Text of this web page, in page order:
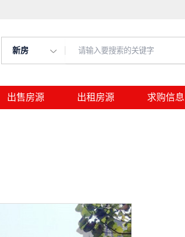
新房
出售房源 出租房源 求购信息